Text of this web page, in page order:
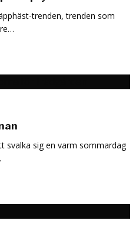
trenden, trenden som
svalka sig en varm sommardag